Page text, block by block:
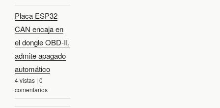
Placa ESP32
CAN encaja en
el dongle OBD-II,
admite apagado
automático
4 vistas | 0
comentarios